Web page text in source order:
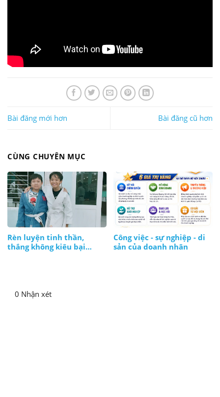
Bài đăng mới hơn Bài đăng cũ hơn
CÙNG CHUYÊN MỤC
Rèn luyện tinh thần,
thắng không kiêu bại
Công việc - sự nghiệp - di
sản của doanh nhân
0 Nhận xét